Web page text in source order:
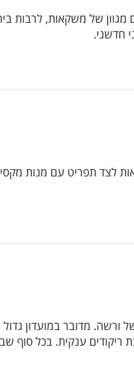
ומי מהעיר. הוא מחולק ל – 3 חדרים שונים, כשבכל אחד מוסיקה אחרת. יש בו 2 ברים המציעים
חדשני.
לצד תפריט עם מנות
מדובר במועדון
ריקודים ענקית. בכל סוף